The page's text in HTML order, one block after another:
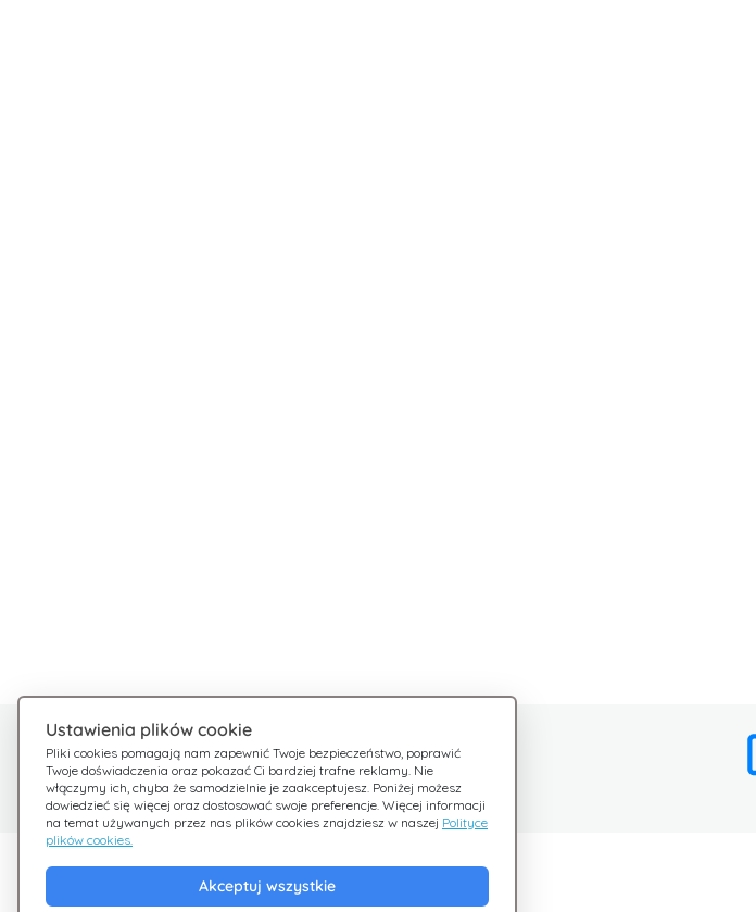
Ustawienia plików cookie
Pliki cookies pomagają nam zapewnić Twoje bezpieczeństwo, poprawić
Twoje doświadczenia oraz pokazać Ci bardziej trafne reklamy. Nie
włączymy ich, chyba że samodzielnie je zaakceptujesz. Poniżej możesz
dowiedzieć się więcej oraz dostosować swoje preferencje. Więcej informacji
na temat używanych przez nas plików cookies znajdziesz w naszej Polityce
plików cookies.
Akceptuj wszystkie
Potrzebujesz pomocy?
Jesteśmy tu dla Ciebie
Odkryj Giftsy
Firma